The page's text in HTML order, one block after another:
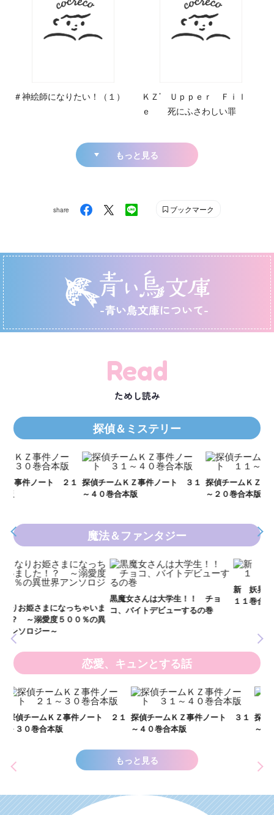
＃神絵師になりたい！（１）
ＫＺ’ Ｕｐｐｅｒ Ｆｉｌ
ｅ 死にふさわしい罪
もっと見る
share ブックマーク
-青い鳥文庫について-
Read
ためし読み
探偵＆ミステリー
探偵チームＫＺ事件ノート ３１
～４０巻合本版
探偵チームＫＺ事件ノート １１
～２０巻合本版
魔法＆ファンタジー
黒魔女さんは大学生！！ チョ
コ、バイトデビューするの巻
新 妖界ナビ・ルナ１～１１ 全
１１巻合本版
恋愛、キュンとする話
探偵チームＫＺ事件ノート ３１
～４０巻合本版
探偵チームＫＺ事件ノート １１
～２０巻合本版
もっと見る